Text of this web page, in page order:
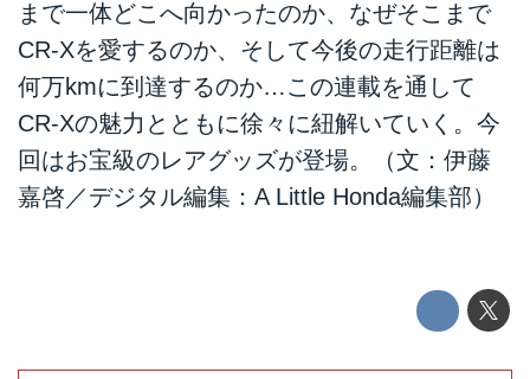
まで一体どこへ向かったのか、なぜそこまで
CR-Xを愛するのか、そして今後の走行距離は
何万kmに到達するのか…この連載を通して
CR-Xの魅力とともに徐々に紐解いていく。今
回はお宝級のレアグッズが登場。（文：伊藤
嘉啓／デジタル編集：A Little Honda編集部）